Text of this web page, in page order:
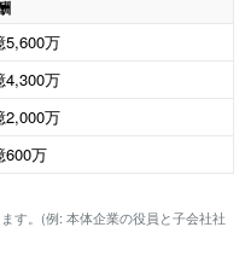
5,600万
4,300万
2,000万
600万
す。(例: 本体企業の役員と子会社社